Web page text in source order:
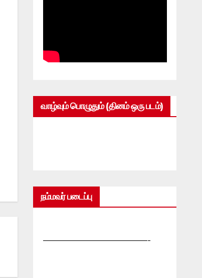
வாழ்வும் பொழுதும் (தினம் ஒரு படம்)
நம்மவர் படைப்பு
—————————————-